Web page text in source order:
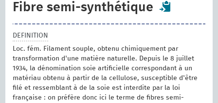
Fibre semi-synthétique
DEFINITION
Loc. fém. Filament souple, obtenu chimiquement par
transformation d'une matière naturelle. Depuis le 8 juillet
1934, la dénomination soie artificielle correspondant à un
matériau obtenu à partir de la cellulose, susceptible d'être
filé et ressemblant à de la soie est interdite par la loi
française : on préfère donc ici le terme de fibres semi-